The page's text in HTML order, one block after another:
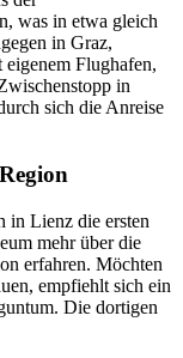
was in etwa gleich
in Graz,
Flughafen,
in
sich die Anreise
in Lienz die ersten
mehr über die
erfahren. Möchten
empfiehlt sich ein
Die dortigen